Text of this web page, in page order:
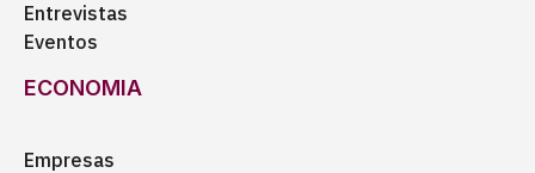
Entrevistas
Eventos
ECONOMIA
Empresas